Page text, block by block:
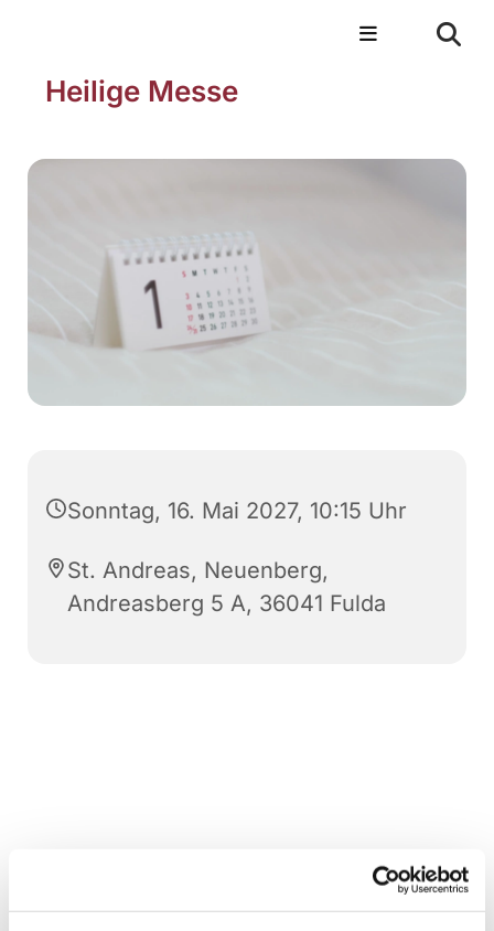
Heilige Messe
Sonntag, 16. Mai 2027, 10:15 Uhr
St. Andreas, Neuenberg,
Andreasberg 5 A, 36041 Fulda